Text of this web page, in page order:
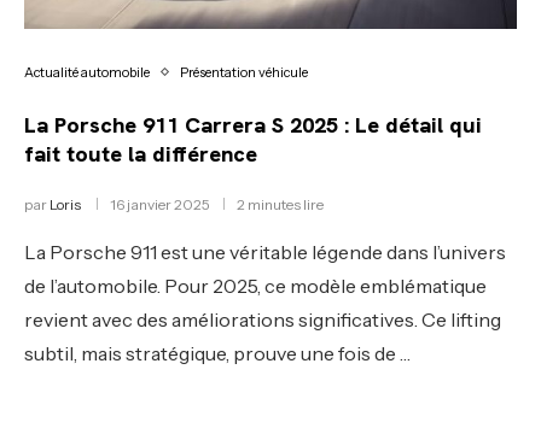
Actualité automobile Présentation véhicule
La Porsche 911 Carrera S 2025 : Le détail qui
fait toute la différence
par Loris 16 janvier 2025 2 minutes lire
La Porsche 911 est une véritable légende dans l’univers
de l’automobile. Pour 2025, ce modèle emblématique
revient avec des améliorations significatives. Ce lifting
subtil, mais stratégique, prouve une fois de …